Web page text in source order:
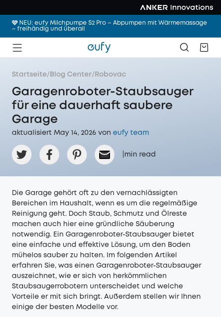
🩷 NEU: eufy Milchpumpe S2 Pro – Abpumpen mit Wärmemassage
– freihändig und überall
Startseite/ Blog Center/ Robovac
Garagenroboter-Staubsauger
für eine dauerhaft saubere
Garage
aktualisiert May 14, 2026 von eufy team
min read
Die Garage gehört oft zu den vernachlässigten
Bereichen im Haushalt, wenn es um die regelmäßige
Reinigung geht. Doch Staub, Schmutz und Ölreste
machen auch hier eine gründliche Säuberung
notwendig. Ein Garagenroboter-Staubsauger bietet
eine einfache und effektive Lösung, um den Boden
mühelos sauber zu halten. Im folgenden Artikel
erfahren Sie, was einen Garagenroboter-Staubsauger
auszeichnet, wie er sich von herkömmlichen
Staubsaugerrobotern unterscheidet und welche
Vorteile er mit sich bringt. Außerdem stellen wir Ihnen
einige der besten Modelle vor.